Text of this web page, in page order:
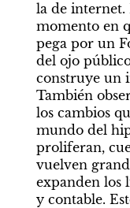
la de internet.
momento en
pega por un
del ojo
construye un
También
los cambios
mundo del
proliferan,
vuelven
expanden los
y contable.